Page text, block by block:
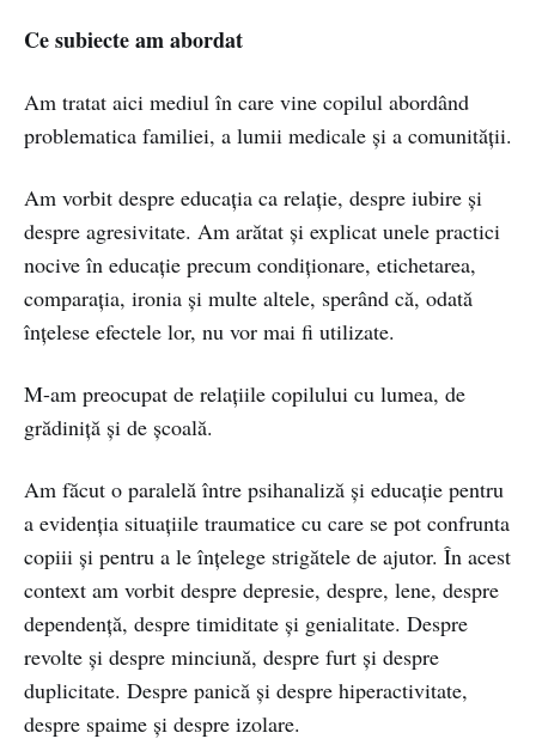
Ce subiecte am abordat
Am tratat aici mediul în care vine copilul abordând
problematica familiei, a lumii medicale și a comunității.
Am vorbit despre educația ca relație, despre iubire și
despre agresivitate. Am arătat și explicat unele practici
nocive în educație precum condiționare, etichetarea,
comparația, ironia și multe altele, sperând că, odată
înțelese efectele lor, nu vor mai fi utilizate.
M-am preocupat de relațiile copilului cu lumea, de
grădiniță și de școală.
Am făcut o paralelă între psihanaliză și educație pentru
a evidenția situațiile traumatice cu care se pot confrunta
copiii și pentru a le înțelege strigătele de ajutor. În acest
context am vorbit despre depresie, despre, lene, despre
dependență, despre timiditate și genialitate. Despre
revolte și despre minciună, despre furt și despre
duplicitate. Despre panică și despre hiperactivitate,
despre spaime și despre izolare.